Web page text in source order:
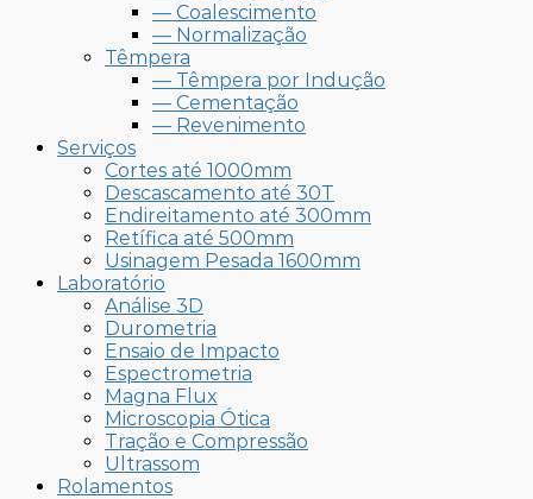
— Coalescimento
— Normalização
Têmpera
— Têmpera por Indução
— Cementação
— Revenimento
Serviços
Cortes até 1000mm
Descascamento até 30T
Endireitamento até 300mm
Retífica até 500mm
Usinagem Pesada 1600mm
Laboratório
Análise 3D
Durometria
Ensaio de Impacto
Espectrometria
Magna Flux
Microscopia Ótica
Tração e Compressão
Ultrassom
Rolamentos